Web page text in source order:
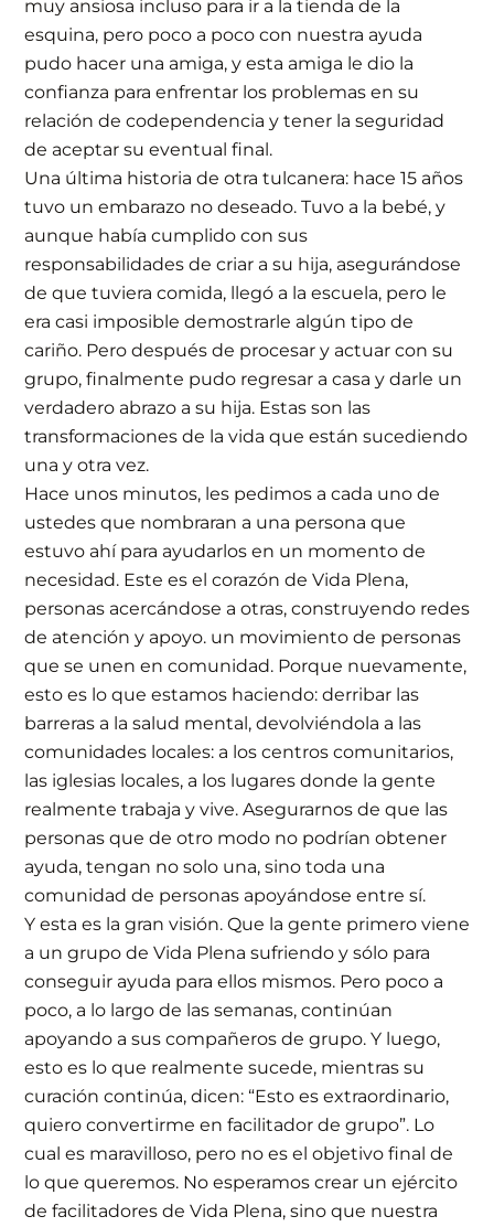
muy ansiosa incluso para ir a la tienda de la
esquina, pero poco a poco con nuestra ayuda
pudo hacer una amiga, y esta amiga le dio la
confianza para enfrentar los problemas en su
relación de codependencia y tener la seguridad
de aceptar su eventual final.
Una última historia de otra tulcanera: hace 15 años
tuvo un embarazo no deseado. Tuvo a la bebé, y
aunque había cumplido con sus
responsabilidades de criar a su hija, asegurándose
de que tuviera comida, llegó a la escuela, pero le
era casi imposible demostrarle algún tipo de
cariño. Pero después de procesar y actuar con su
grupo, finalmente pudo regresar a casa y darle un
verdadero abrazo a su hija. Estas son las
transformaciones de la vida que están sucediendo
una y otra vez.
Hace unos minutos, les pedimos a cada uno de
ustedes que nombraran a una persona que
estuvo ahí para ayudarlos en un momento de
necesidad. Este es el corazón de Vida Plena,
personas acercándose a otras, construyendo redes
de atención y apoyo. un movimiento de personas
que se unen en comunidad. Porque nuevamente,
esto es lo que estamos haciendo: derribar las
barreras a la salud mental, devolviéndola a las
comunidades locales: a los centros comunitarios,
las iglesias locales, a los lugares donde la gente
realmente trabaja y vive. Asegurarnos de que las
personas que de otro modo no podrían obtener
ayuda, tengan no solo una, sino toda una
comunidad de personas apoyándose entre sí.
Y esta es la gran visión. Que la gente primero viene
a un grupo de Vida Plena sufriendo y sólo para
conseguir ayuda para ellos mismos. Pero poco a
poco, a lo largo de las semanas, continúan
apoyando a sus compañeros de grupo. Y luego,
esto es lo que realmente sucede, mientras su
curación continúa, dicen: “Esto es extraordinario,
quiero convertirme en facilitador de grupo”. Lo
cual es maravilloso, pero no es el objetivo final de
lo que queremos. No esperamos crear un ejército
de facilitadores de Vida Plena, sino que nuestra